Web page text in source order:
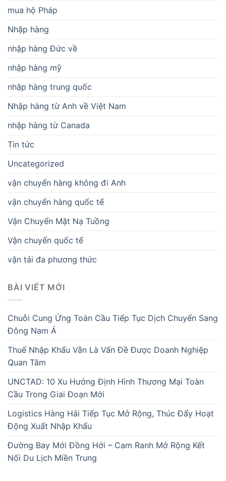
mua hộ Pháp
Nhập hàng
nhập hàng Đức về
nhập hàng mỹ
nhập hàng trung quốc
Nhập hàng từ Anh về Việt Nam
nhập hàng từ Canada
Tin tức
Uncategorized
vận chuyển hàng không đi Anh
vận chuyển hàng quốc tế
Vận Chuyển Mặt Nạ Tuồng
Vận chuyển quốc tế
vận tải đa phương thức
BÀI VIẾT MỚI
Chuỗi Cung Ứng Toàn Cầu Tiếp Tục Dịch Chuyển Sang
Đông Nam Á
Thuế Nhập Khẩu Vẫn Là Vấn Đề Được Doanh Nghiệp
Quan Tâm
UNCTAD: 10 Xu Hướng Định Hình Thương Mại Toàn
Cầu Trong Giai Đoạn Mới
Logistics Hàng Hải Tiếp Tục Mở Rộng, Thúc Đẩy Hoạt
Động Xuất Nhập Khẩu
Đường Bay Mới Đồng Hới – Cam Ranh Mở Rộng Kết
Nối Du Lịch Miền Trung